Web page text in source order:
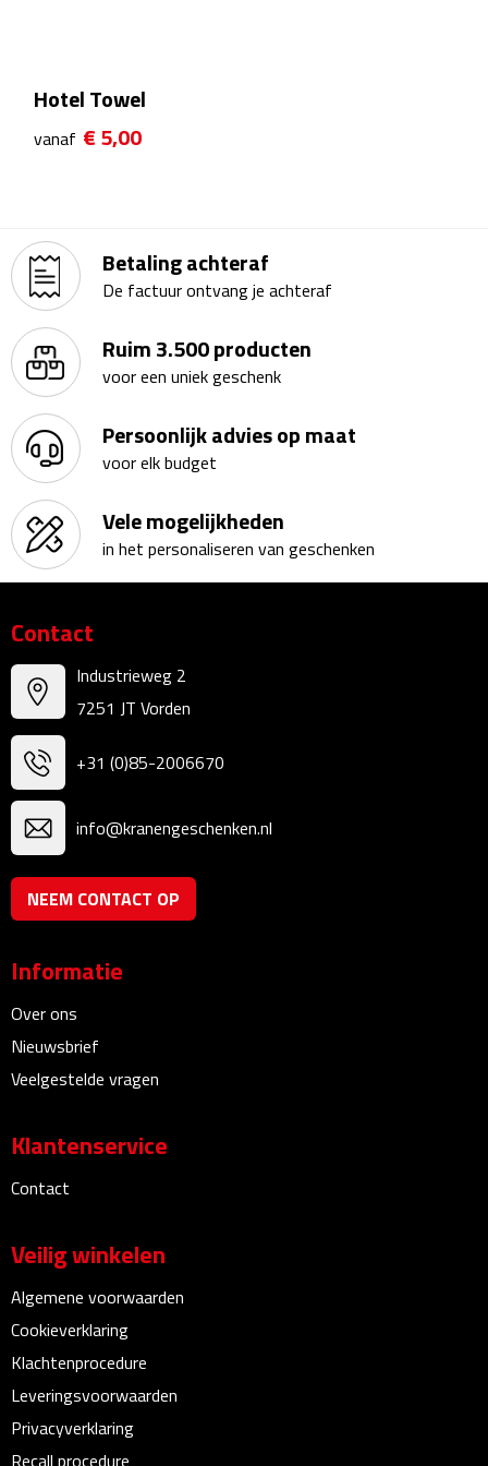
Banners
Naambadges & naamkaarthouders
Stickers
Visitekaartjes
Vlaggen
Bureau Toebehoren
Bureauklokken
Bureaulampen
Bureau onderleggers
Bureau organizers
Bureausets
Bureau ventilatoren
Boekenleggers
Briefopeners
Magneten
Pennen etui's
Puntenslijpers
Rekenmachines
Document- & Schrijfmappen
Documentmappen
Hotel Towel
vanaf € 5,00
Betaling achteraf
De factuur ontvang je achteraf
Ruim 3.500 producten
voor een uniek geschenk
Persoonlijk advies op maat
voor elk budget
Vele mogelijkheden
in het personaliseren van geschenken
Contact
Industrieweg 2
7251 JT Vorden
+31 (0)85-2006670
info@kranengeschenken.nl
NEEM CONTACT OP
Informatie
Over ons
Nieuwsbrief
Veelgestelde vragen
Klantenservice
Contact
Veilig winkelen
Algemene voorwaarden
Cookieverklaring
Klachtenprocedure
Leveringsvoorwaarden
Privacyverklaring